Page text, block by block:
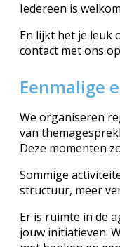
Iedereen is
En lijkt het je leuk
contact met ons
Eenmalige
We organiseren
van
Deze momenten
Sommige
structuur, meer
Er is ruimte in de
jouw initiatieven.